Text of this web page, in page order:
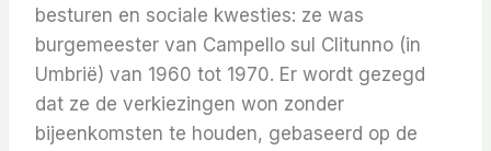
besturen en sociale kwesties: ze was
burgemeester van Campello sul Clitunno (in
Umbrië) van 1960 tot 1970. Er wordt gezegd
dat ze de verkiezingen won zonder
bijeenkomsten te houden, gebaseerd op de